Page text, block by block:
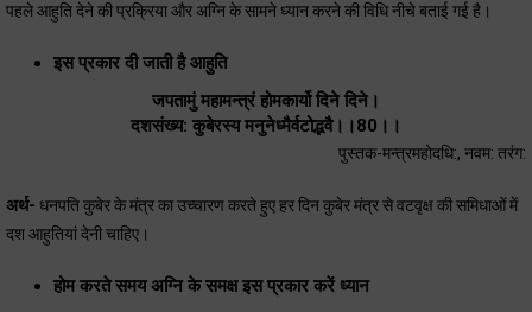
पहले आहुति देने की प्रक्रिया और अग्नि के सामने ध्यान करने की विधि नीचे बताई गई है।
इस प्रकार दी जाती है आहुति
जपतामुं महामन्त्रं होमकार्यो दिने दिने।
दशसंख्य: कुबेरस्य मनुनेध्मैर्वटोद्भवै।।80।।
पुस्तक-मन्त्रमहोदधि:, नवम: तरंग:
अर्थ- धनपति कुबेर के मंत्र का उच्चारण करते हुए हर दिन कुबेर मंत्र से वटवृक्ष की समिधाओं में
दश आहुतियां देनी चाहिए।
होम करते समय अग्नि के समक्ष इस प्रकार करें ध्यान